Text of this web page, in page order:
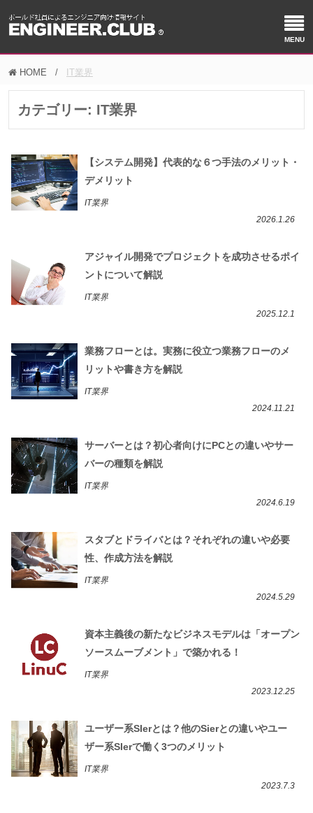
HOME IT業界
カテゴリー: IT業界
【システム開発】代表的な６つ手法のメリット・
デメリット
IT業界
2026.1.26
アジャイル開発でプロジェクトを成功させるポイ
ントについて解説
IT業界
2025.12.1
業務フローとは。実務に役立つ業務フローのメ
リットや書き方を解説
IT業界
2024.11.21
サーバーとは？初心者向けにPCとの違いやサー
バーの種類を解説
IT業界
2024.6.19
スタブとドライバとは？それぞれの違いや必要
性、作成方法を解説
IT業界
2024.5.29
資本主義後の新たなビジネスモデルは「オープン
ソースムーブメント」で築かれる！
IT業界
2023.12.25
ユーザー系SIerとは？他のSierとの違いやユー
ザー系SIerで働く3つのメリット
IT業界
2023.7.3